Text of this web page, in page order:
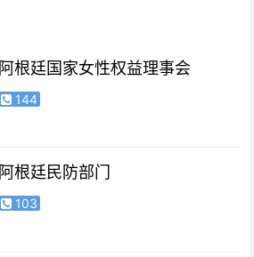
阿根廷国家女性权益理事会
144
阿根廷民防部门
103